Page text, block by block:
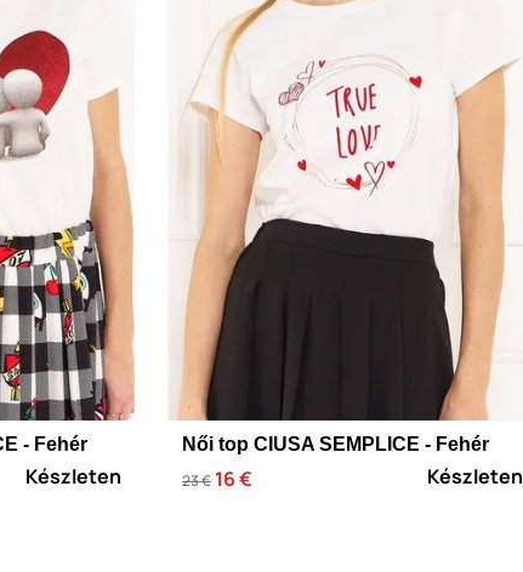
- Fehér
Készleten
Női top CIUSA SEMPLICE - Fehér
23 € 16 € Készleten